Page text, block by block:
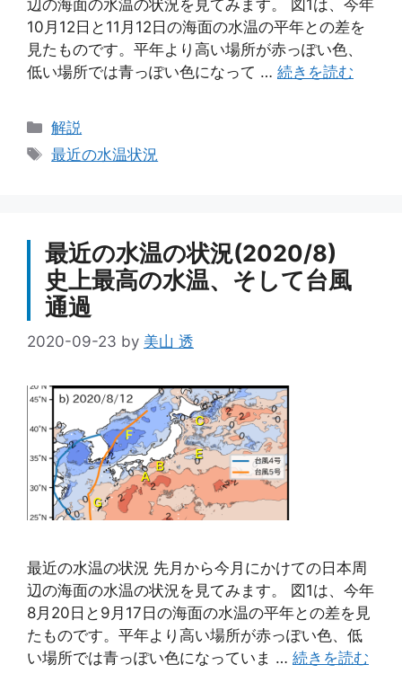
辺の海面の水温の状況を見てみます。 図1は、今年
10月12日と11月12日の海面の水温の平年との差を
見たものです。平年より高い場所が赤っぽい色、
低い場所では青っぽい色になって … 続きを読む
カ
テ
解説
タ
最近の水温状況
最近の水温の状況(2020/8)
史上最高の水温、そして台風
通過
2020-09-23 by 美山 透
最近の水温の状況 先月から今月にかけての日本周
辺の海面の水温の状況を見てみます。 図1は、今年
8月20日と9月17日の海面の水温の平年との差を見
たものです。平年より高い場所が赤っぽい色、低
い場所では青っぽい色になっていま … 続きを読む